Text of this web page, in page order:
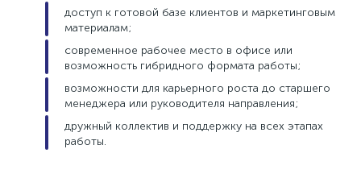
доступ к готовой базе клиентов и маркетинговым
материалам;
современное рабочее место в офисе или
возможность гибридного формата работы;
возможности для карьерного роста до старшего
менеджера или руководителя направления;
дружный коллектив и поддержку на всех этапах
работы.